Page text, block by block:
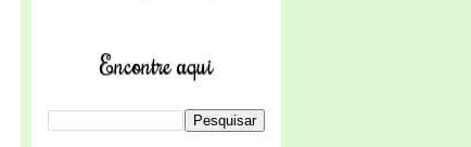
Encontre aqui